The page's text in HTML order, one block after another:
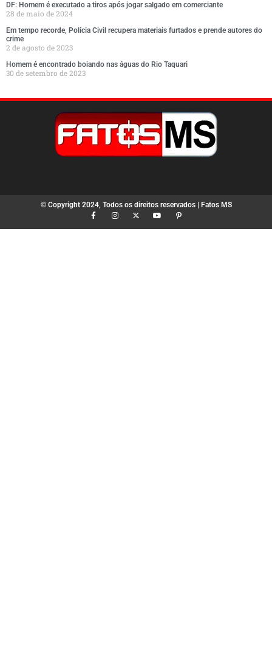
DF: Homem é executado a tiros após jogar salgado em comerciante
28 de maio de 2024
Em tempo recorde, Polícia Civil recupera materiais furtados e prende autores do
crime
2 de agosto de 2023
Homem é encontrado boiando nas águas do Rio Taquari
30 de setembro de 2023
© Copyright 2024, Todos os direitos reservados | Fatos MS